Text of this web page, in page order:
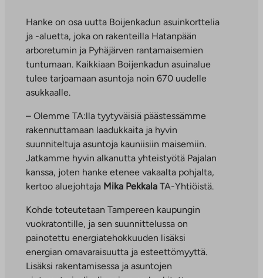
Hanke on osa uutta Boijenkadun asuinkorttelia
ja -aluetta, joka on rakenteilla Hatanpään
arboretumin ja Pyhäjärven rantamaisemien
tuntumaan. Kaikkiaan Boijenkadun asuinalue
tulee tarjoamaan asuntoja noin 670 uudelle
asukkaalle.
– Olemme TA:lla tyytyväisiä päästessämme
rakennuttamaan laadukkaita ja hyvin
suunniteltuja asuntoja kauniisiin maisemiin.
Jatkamme hyvin alkanutta yhteistyötä Pajalan
kanssa, joten hanke etenee vakaalta pohjalta,
kertoo aluejohtaja Mika Pekkala TA-Yhtiöistä.
Kohde toteutetaan Tampereen kaupungin
vuokratontille, ja sen suunnittelussa on
painotettu energiatehokkuuden lisäksi
energian omavaraisuutta ja esteettömyyttä.
Lisäksi rakentamisessa ja asuntojen